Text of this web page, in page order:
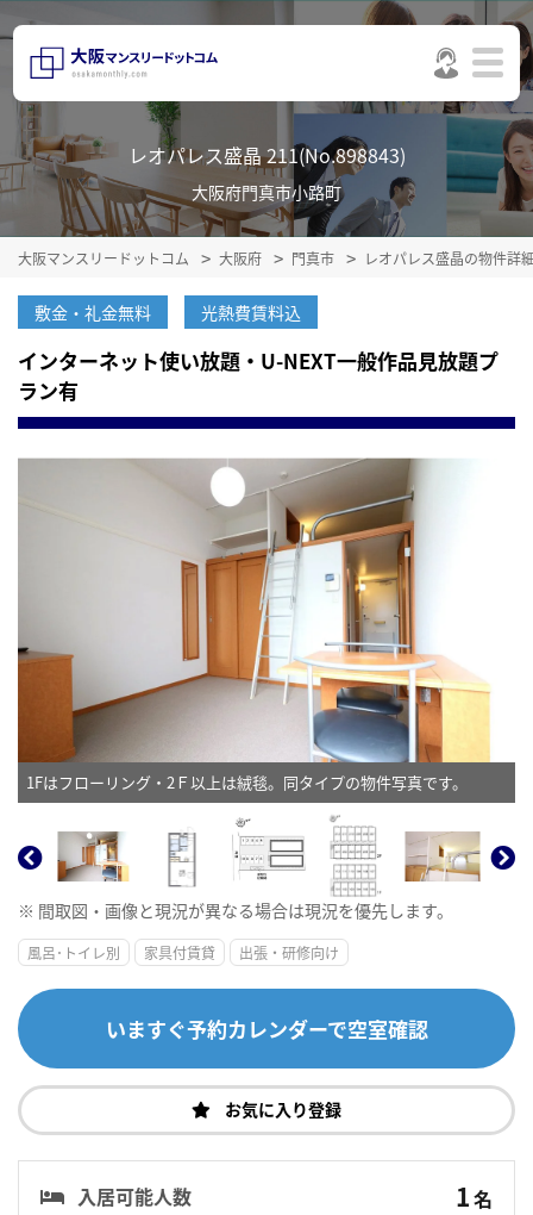
レオパレス盛晶 211(No.898843)
大阪府門真市小路町
大阪マンスリードットコム 大阪府 門真市 レオパレス盛晶の物件詳
敷金・礼金無料 光熱費賃料込
インターネット使い放題・U-NEXT一般作品見放題プ
ラン有
1Fはフローリング・2Ｆ以上は絨毯。同タイプの物件写真です。
※ 間取図・画像と現況が異なる場合は現況を優先します。
風呂･トイレ別 家具付賃貸 出張・研修向け
いますぐ予約カレンダーで空室確認
お気に入り登録
入居可能人数 1名